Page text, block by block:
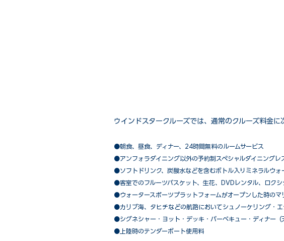
ウインドスタークルーズでは、通常のクルーズ料金に
●朝食、昼食、ディナー、24時間無料のルームサービス
​●アンフォラダイニング以外の予約制スペシャルダイニングレ
●ソフトドリンク、炭酸水などを含むボトル入りミネラルウォ
●客室でのフルーツバスケット、生花、DVDレンタル、ロクシ
●ウォータースポーツプラットフォームがオープンした時のマ
●カリブ海、タヒチなどの航路においてシュノーケリング・
​●シグネシャー・ヨット・デッキ・バーベキュー・ディナー（
●上陸時のテンダーボート使用料